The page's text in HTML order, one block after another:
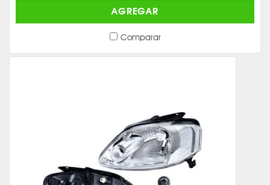
AGREGAR
Comparar